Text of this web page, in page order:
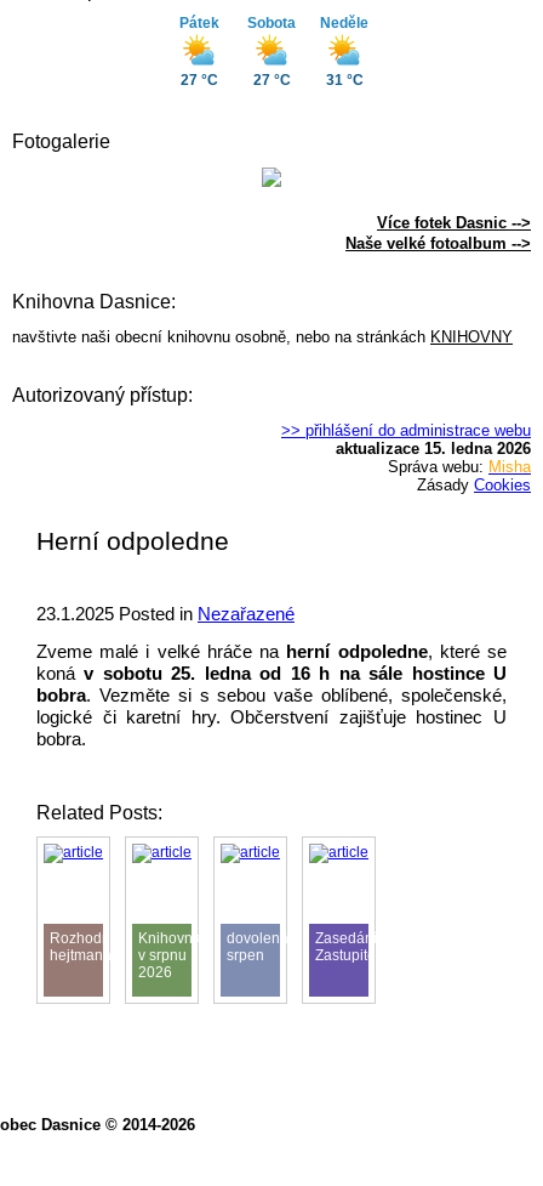
Pátek
27 °C
Sobota
27 °C
Neděle
31 °C
Fotogalerie
Více fotek Dasnic -->
Naše velké fotoalbum -->
Knihovna Dasnice:
navštivte naši obecní knihovnu osobně, nebo na stránkách KNIHOVNY
Autorizovaný přístup:
>> přihlášení do administrace webu
aktualizace 15. ledna 2026
Správa webu: Misha
Zásady Cookies
Herní odpoledne
23.1.2025 Posted in Nezařazené
Zveme malé i velké hráče na herní odpoledne, které se
konáv sobotu 25. ledna od 16 h na sále hostince U
bobra. Vezměte si s sebou vaše oblíbené, společenské,
logické či karetní hry. Občerstvení zajišťuje hostinec U
bobra.
Related Posts:
Rozhodnutí
hejtmana
Knihovna
v srpnu
2026
dovolená
srpen
Zasedání
Zastupitelstva
obec Dasnice © 2014-2026